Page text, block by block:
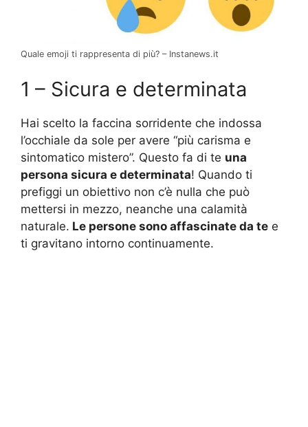
Quale emoji ti rappresenta di più? – Instanews.it
1 – Sicura e determinata
Hai scelto la faccina sorridente che indossa
l’occhiale da sole per avere “più carisma e
sintomatico mistero”. Questo fa di te una
persona sicura e determinata! Quando ti
prefiggi un obiettivo non c’è nulla che può
mettersi in mezzo, neanche una calamità
naturale. Le persone sono affascinate da te e
ti gravitano intorno continuamente.